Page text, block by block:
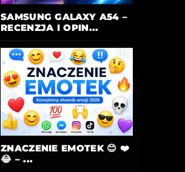
SAMSUNG GALAXY A54 –
RECENZJA I OPIN...
ZNACZENIE EMOTEK 😊 ❤️
😂 – ...